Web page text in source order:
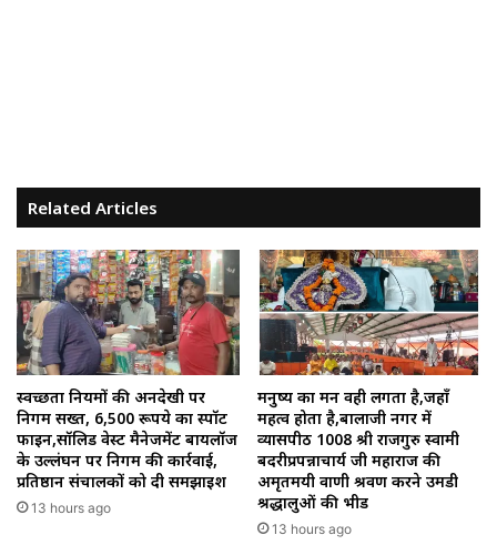
Related Articles
स्वच्छता नियमों की अनदेखी पर
निगम सख्त, 6,500 रूपये का स्पॉट
फाइन,सॉलिड वेस्ट मैनेजमेंट बायलॉज
के उल्लंघन पर निगम की कार्रवाई,
प्रतिष्ठान संचालकों को दी समझाइश
13 hours ago
मनुष्य का मन वही लगता है,जहाँ
महत्व होता है,बालाजी नगर में
व्यासपीठ 1008 श्री राजगुरु स्वामी
बदरीप्रपन्नाचार्य जी महाराज की
अमृतमयी वाणी श्रवण करने उमडी
श्रद्धालुओं की भीड
13 hours ago